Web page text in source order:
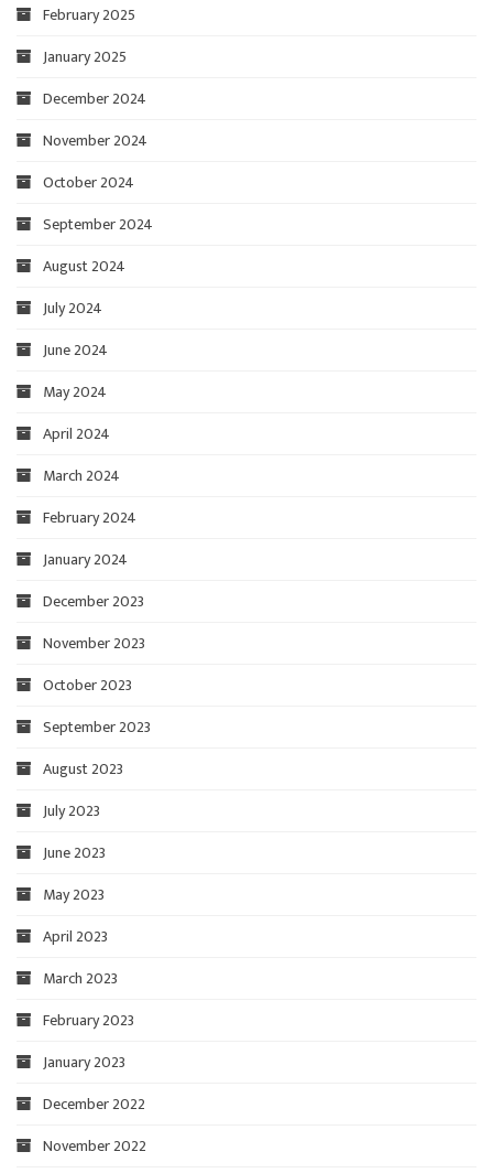
February 2025
January 2025
December 2024
November 2024
October 2024
September 2024
August 2024
July 2024
June 2024
May 2024
April 2024
March 2024
February 2024
January 2024
December 2023
November 2023
October 2023
September 2023
August 2023
July 2023
June 2023
May 2023
April 2023
March 2023
February 2023
January 2023
December 2022
November 2022